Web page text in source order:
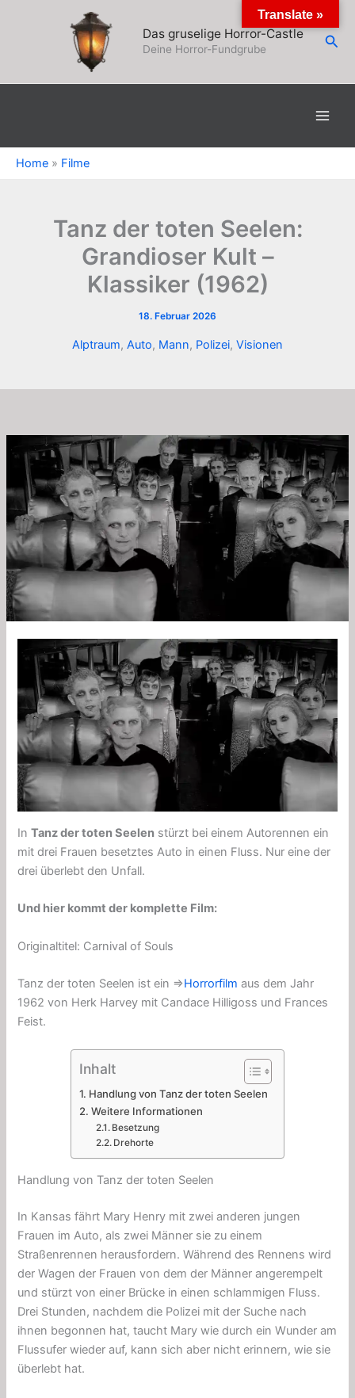
Das gruselige Horror-Castle
Deine Horror-Fundgrube
Home » Filme
Tanz der toten Seelen:
Grandioser Kult –
Klassiker (1962)
18. Februar 2026
Alptraum, Auto, Mann, Polizei, Visionen
InTanz der toten Seelen stürzt bei einem Autorennen ein
mit drei Frauen besetztes Auto in einen Fluss. Nur eine der
drei überlebt den Unfall.
Und hier kommt der komplette Film:
Originaltitel: Carnival of Souls
Tanz der toten Seelen ist ein ⇒Horrorfilm aus dem Jahr
1962 von Herk Harvey mit Candace Hilligoss und Frances
Feist.
Inhalt
Handlung von Tanz der toten Seelen
Weitere Informationen
Besetzung
Drehorte
Handlung von Tanz der toten Seelen
In Kansas fährt Mary Henry mit zwei anderen jungen
Frauen im Auto, als zwei Männer sie zu einem
Straßenrennen herausfordern. Während des Rennens wird
der Wagen der Frauen von dem der Männer angerempelt
und stürzt von einer Brücke in einen schlammigen Fluss.
Drei Stunden, nachdem die Polizei mit der Suche nach
ihnen begonnen hat, taucht Mary wie durch ein Wunder am
Flussufer wieder auf, kann sich aber nicht erinnern, wie sie
überlebt hat.
Translate »